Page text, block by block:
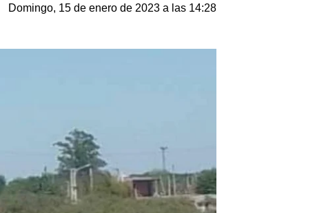
Domingo, 15 de enero de 2023 a las 14:28